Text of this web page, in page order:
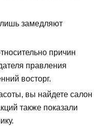
замедляют
причин
правления
восторг.
вы найдете салон
также показали